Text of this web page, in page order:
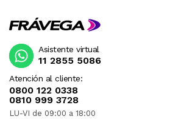
Atención al cliente:
0800 122 0338
0810 999 3728
LU-VI de 09:00 a 18:00
Asistente virtual
11 2855 5086